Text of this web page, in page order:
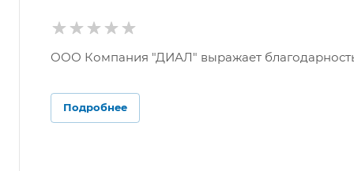
ООО Компания "ДИАЛ" выражает
Подробнее